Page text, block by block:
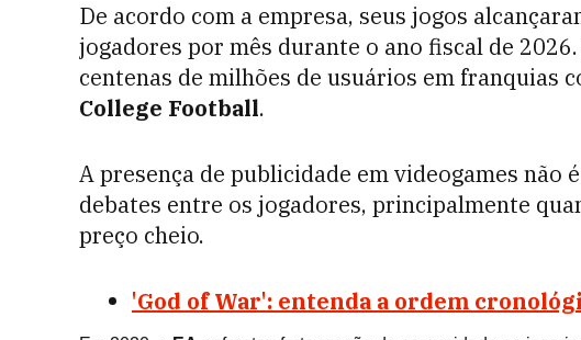
De acordo com a empresa, seus jogos
jogadores por mês durante o ano fiscal de
centenas de milhões de usuários em franquias
College Football.
A presença de publicidade em videogames não
debates entre os jogadores, principalmente
preço cheio.
'God of War': entenda a ordem